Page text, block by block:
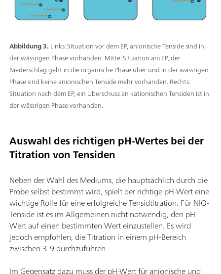
Abbildung 3. Links: Situation vor dem EP, anionische Tenside sind in
der wässrigen Phase vorhanden. Mitte: Situation am EP, der
Niederschlag geht in die organische Phase über und in der wässrigen
Phase sind keine anionischen Tenside mehr vorhanden. Rechts:
Situation nach dem EP, ein Überschuss an kationischen Tensiden ist in
der wässrigen Phase vorhanden.
Auswahl des richtigen pH-Wertes bei der
Titration von Tensiden
Neben der Wahl des Mediums, die hauptsächlich durch die
Probe selbst bestimmt wird, spielt der richtige pH-Wert eine
wichtige Rolle für eine erfolgreiche Tensidtitration. Für NIO-
Tenside ist es im Allgemeinen nicht notwendig, den pH-
Wert auf einen bestimmten Wert einzustellen. Es wird
jedoch empfohlen, die Titration in einem pH-Bereich
zwischen 3-9 durchzuführen.